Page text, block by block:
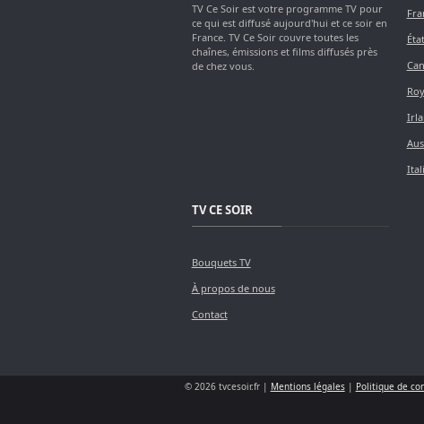
TV Ce Soir est votre programme TV pour
ce qui est diffusé aujourd'hui et ce soir en
France. TV Ce Soir couvre toutes les
chaînes, émissions et films diffusés près
de chez vous.
TV CE SOIR
Bouquets TV
À propos de nous
Contact
© 2026 tvcesoir.fr | Mentions légales| Politique de